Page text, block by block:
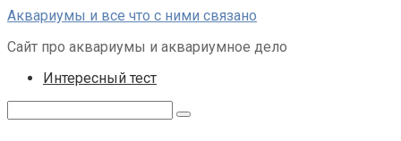
Перейти
контенту
Аквариумы и все что с ними связано
Сайт про аквариумы и аквариумное дело
Интересный тест